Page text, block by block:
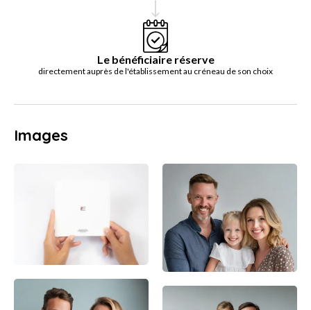
Le bénéficiaire réserve
directement auprès de l'établissement au créneau de son choix
Images